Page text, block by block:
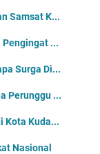
Samsat K...
Pengingat ...
Surga Di...
Perunggu ...
Kota Kuda...
Nasional